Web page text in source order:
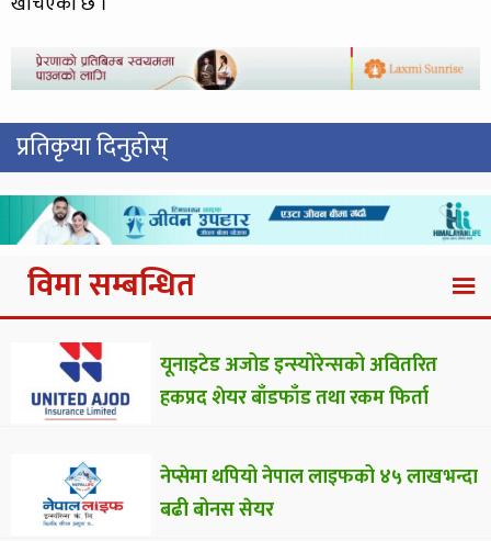
प्रतिकृया दिनुहोस्
विमा सम्बन्धित
यूनाइटेड अजोड इन्स्योरेन्सको अवितरित
हकप्रद शेयर बाँडफाँड तथा रकम फिर्ता
नेप्सेमा थपियो नेपाल लाइफको ४५ लाखभन्दा
बढी बोनस सेयर